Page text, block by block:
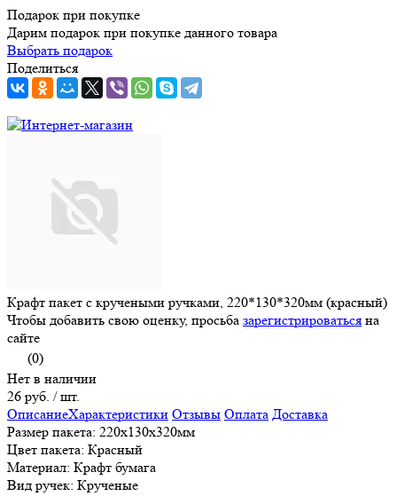
Подарок при покупке
Дарим подарок при покупке данного товара
Выбрать подарок
Поделиться
Крафт пакет с кручеными ручками, 220*130*320мм (красный)
Чтобы добавить свою оценку, просьба зарегистрироваться на
сайте
(0)
Нет в наличии
26 руб. / шт.
ОписаниеХарактеристики Отзывы Оплата Доставка
Размер пакета: 220x130x320мм
Цвет пакета: Красный
Материал: Крафт бумага
Вид ручек: Крученые